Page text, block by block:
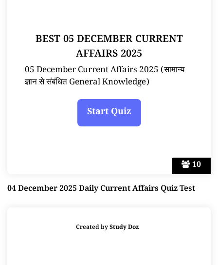
10
BEST 05 DECEMBER CURRENT
AFFAIRS 2025
05 December Current Affairs 2025 (सामान्य
ज्ञान से संबंधित General Knowledge)
04 December 2025 Daily Current Affairs Quiz Test
Created byStudy Doz